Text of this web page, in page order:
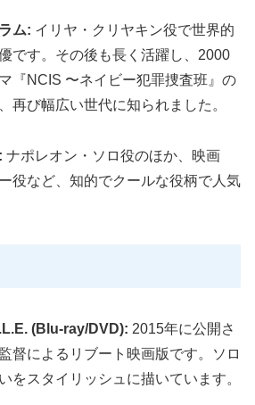
ム: イリヤ・クリヤキン役で世界的
です。その後も長く活躍し、2000
『NCIS 〜ネイビー犯罪捜査班』の
再び幅広い世代に知られました。
ナポレオン・ソロ役のほか、映画
役など、知的でクールな役柄で人気
(Blu-ray/DVD): 2015年に公開さ
督によるリブート映画版です。ソロ
をスタイリッシュに描いています。